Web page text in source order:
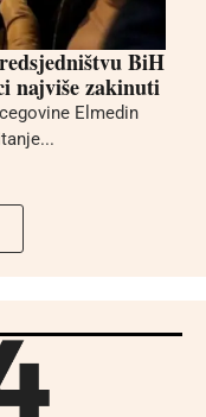
BiH
najviše zakinuti
Elmedin